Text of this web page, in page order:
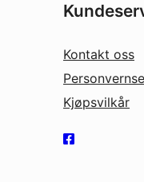
Kontakt oss
Kjøpsvilkår